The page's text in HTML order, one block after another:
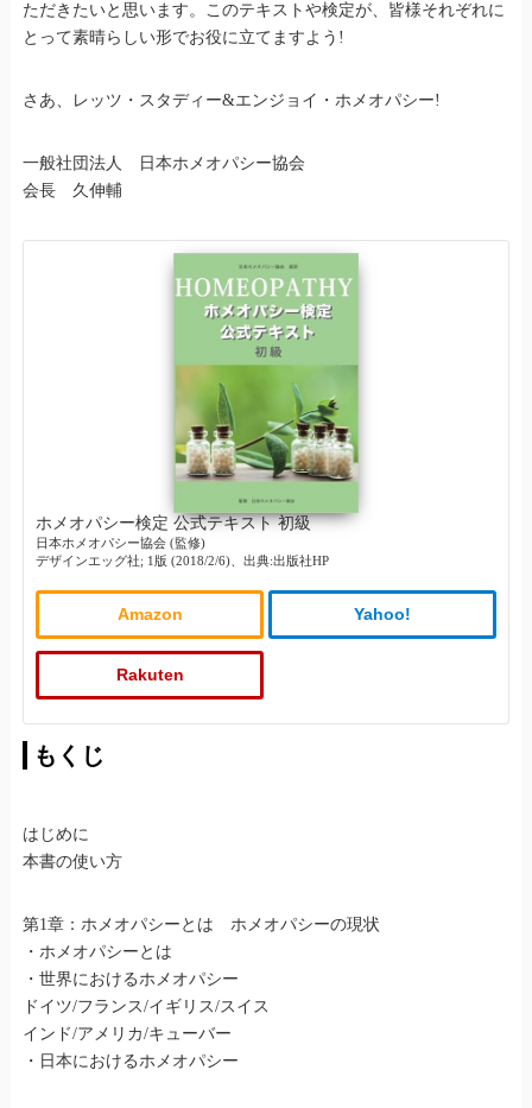
ただきたいと思います。このテキストや検定が、皆様それぞれに
とって素晴らしい形でお役に立てますよう!
さあ、レッツ・スタディー&エンジョイ・ホメオパシー!
一般社団法人 日本ホメオパシー協会
会長 久伸輔
ホメオパシー検定 公式テキスト 初級
日本ホメオパシー協会 (監修)
デザインエッグ社; 1版 (2018/2/6)、出典:出版社HP
Amazon Yahoo!
Rakuten
もくじ
はじめに
本書の使い方
第1章：ホメオパシーとは ホメオパシーの現状
・ホメオパシーとは
・世界におけるホメオパシー
ドイツ/フランス/イギリス/スイス
インド/アメリカ/キューバー
・日本におけるホメオパシー